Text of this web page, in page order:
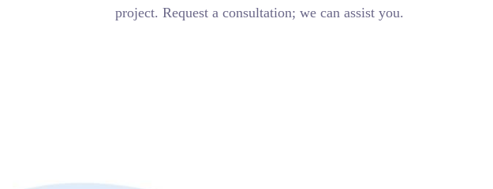
project. Request a consultation; we can assist you.